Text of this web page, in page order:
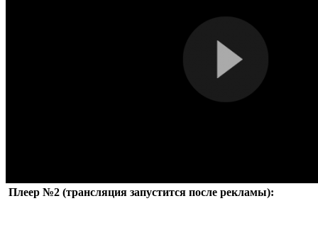
Плеер №2 (трансляция запустится после рекламы):